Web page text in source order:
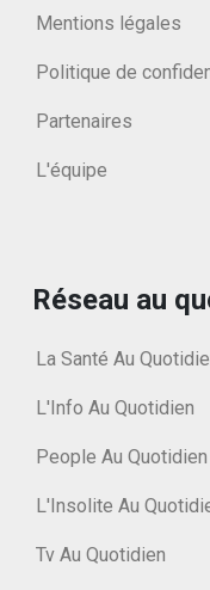
Mentions légales
Politique de
Partenaires
L'équipe
Réseau au
La Santé Au
L'Info Au Quotidien
People Au Quotidien
L'Insolite Au
Tv Au Quotidien